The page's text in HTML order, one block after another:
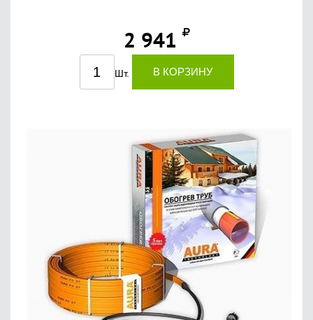
2 941
Шт. В КОРЗИНУ